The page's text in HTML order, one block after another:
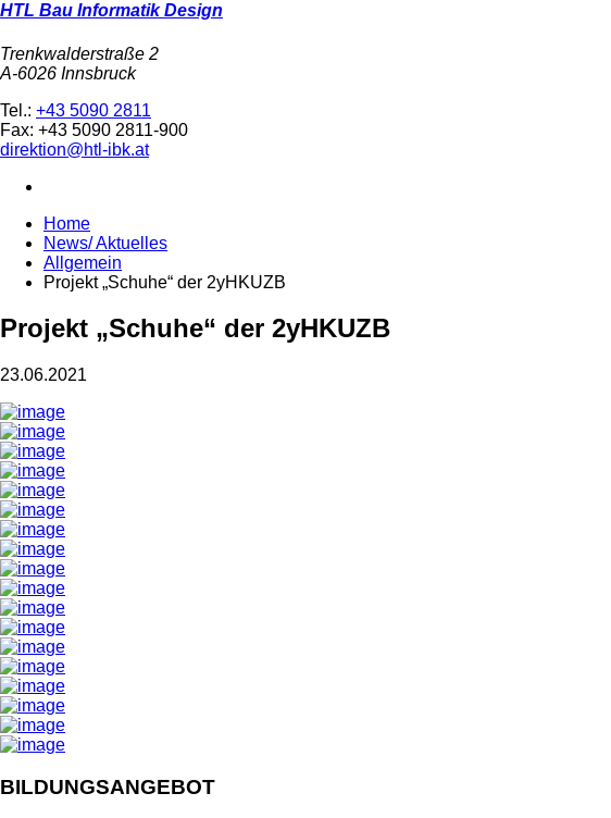
HTL Bau Informatik Design
Trenkwalderstraße 2
A-6026 Innsbruck
Tel.: +43 5090 2811
Fax: +43 5090 2811-900
direktion@htl-ibk.at
Home
News/ Aktuelles
Allgemein
Projekt „Schuhe“ der 2yHKUZB
Projekt „Schuhe“ der 2yHKUZB
23.06.2021
BILDUNGSANGEBOT